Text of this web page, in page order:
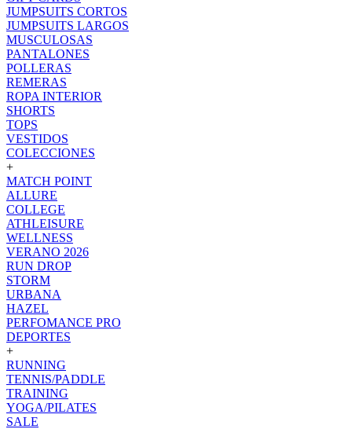
JUMPSUITS CORTOS
JUMPSUITS LARGOS
MUSCULOSAS
PANTALONES
POLLERAS
REMERAS
ROPA INTERIOR
SHORTS
TOPS
VESTIDOS
COLECCIONES
+
MATCH POINT
ALLURE
COLLEGE
ATHLEISURE
WELLNESS
VERANO 2026
RUN DROP
STORM
URBANA
HAZEL
PERFOMANCE PRO
DEPORTES
+
RUNNING
TENNIS/PADDLE
TRAINING
YOGA/PILATES
SALE